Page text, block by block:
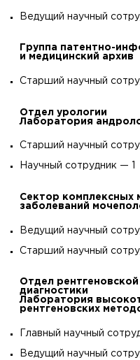
Ведущий научный
Группа патентно-
и медицинский архив
Старший научный
Отдел урологии
Лаборатория
Старший научный
Научный сотрудник — 1
Сектор комплексных
заболеваний
Ведущий научный
Старший научный
Отдел
диагностики
Лаборатория
рентгеновских
Главный научный
Ведущий научный